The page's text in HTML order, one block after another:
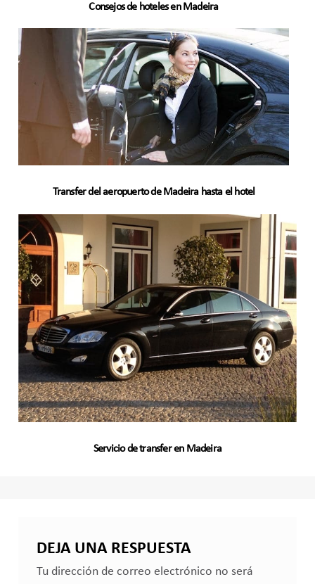
Consejos de hoteles en Madeira
Transfer del aeropuerto de Madeira hasta el hotel
Servicio de transfer en Madeira
DEJA UNA RESPUESTA
Tu dirección de correo electrónico no será